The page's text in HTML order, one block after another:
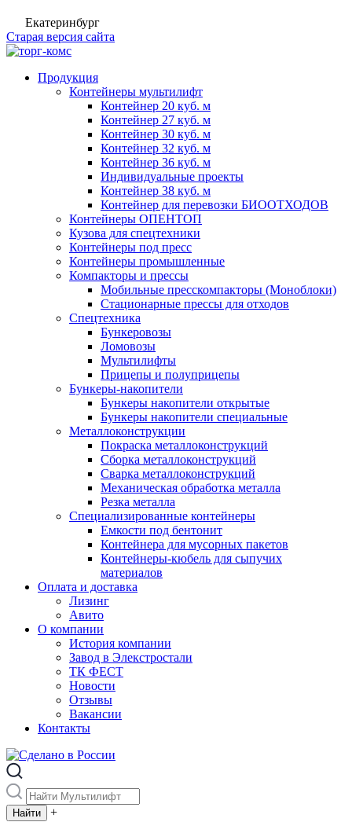
Екатеринбург
Старая версия сайта
Продукция
Контейнеры мультилифт
Контейнер 20 куб. м
Контейнер 27 куб. м
Контейнер 30 куб. м
Контейнер 32 куб. м
Контейнер 36 куб. м
Индивидуальные проекты
Контейнер 38 куб. м
Контейнер для перевозки БИООТХОДОВ
Контейнеры ОПЕНТОП
Кузова для спецтехники
Контейнеры под пресс
Контейнеры промышленные
Компакторы и прессы
Мобильные пресскомпакторы (Моноблоки)
Стационарные прессы для отходов
Спецтехника
Бункеровозы
Ломовозы
Мультилифты
Прицепы и полуприцепы
Бункеры-накопители
Бункеры накопители открытые
Бункеры накопители специальные
Металлоконструкции
Покраска металлоконструкций
Сборка металлоконструкций
Сварка металлоконструкций
Механическая обработка металла
Резка металла
Специализированные контейнеры
Емкости под бентонит
Контейнера для мусорных пакетов
Контейнеры-кюбель для сыпучих
материалов
Оплата и доставка
Лизинг
Авито
О компании
История компании
Завод в Элекстростали
ТК ФЕСТ
Новости
Отзывы
Вакансии
Контакты
+